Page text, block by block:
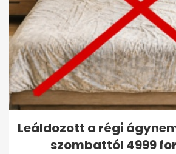
Leáldozott a régi
szombattól 4999